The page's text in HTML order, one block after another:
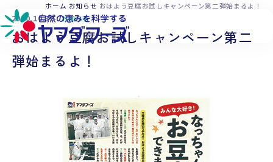
本文へ移動 ホーム お知らせ おはよう豆腐お試しキャンペーン第二弾始まるよ！
2020.10.30 お知らせ
おはよう豆腐お試しキャンペーン第二
弾始まるよ！